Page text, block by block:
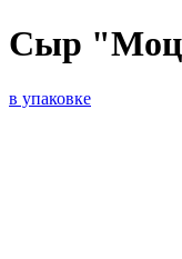
Сыр
в упаковке